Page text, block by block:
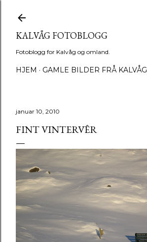
KALVÅG FOTOBLOGG
Fotoblogg for Kalvåg og omland.
HJEM GAMLE BILDER FRÅ KALVÅG
januar 10, 2010
FINT VINTERVÊR